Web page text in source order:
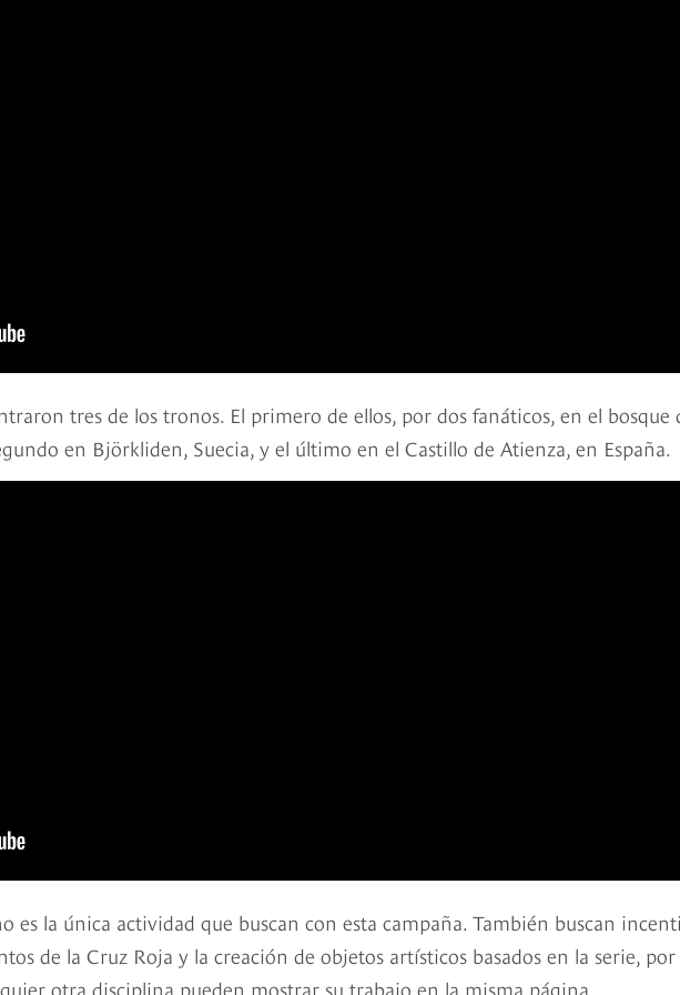
tres de los tronos. El primero de ellos, por dos fanáticos, en el bosque
en Björkliden, Suecia, y el último en el Castillo de Atienza, en España.
es la única actividad que buscan con esta campaña. También buscan
de la Cruz Roja y la creación de objetos artísticos basados en la serie,
otra disciplina pueden mostrar su trabajo en la misma página.